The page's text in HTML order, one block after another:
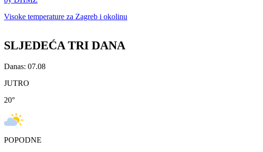
Visoke temperature za Zagreb i okolinu
SLJEDEĆA TRI DANA
Danas: 07.08
JUTRO
20°
POPODNE